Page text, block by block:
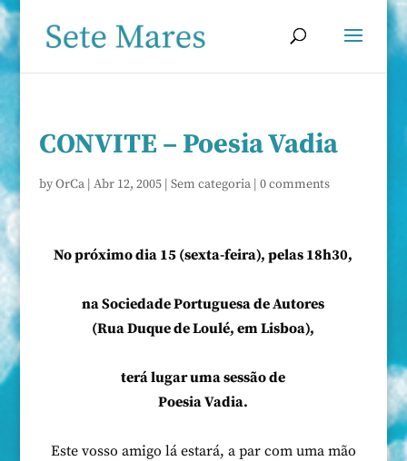
CONVITE – Poesia Vadia
byOrCa| Abr 12, 2005| Sem categoria| 0 comments
No próximo dia 15 (sexta-feira), pelas 18h30,
na Sociedade Portuguesa de Autores
(Rua Duque de Loulé, em Lisboa),
terá lugar uma sessão de
Poesia Vadia.
Este vosso amigo lá estará, a par com uma mão